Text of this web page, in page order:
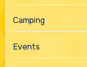
Camping
Events